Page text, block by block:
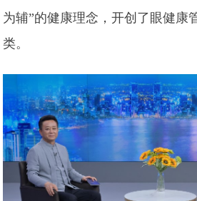
为辅”的健康理念，开创了眼健康
类。